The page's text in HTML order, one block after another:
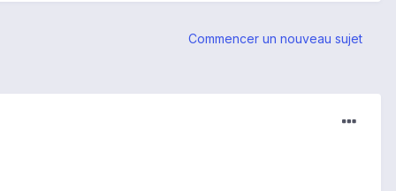
Commencer un nouveau sujet